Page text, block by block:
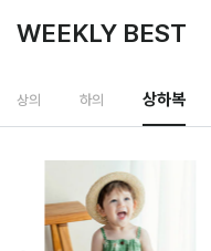
WEEKLY BEST
상의 하의 상하복